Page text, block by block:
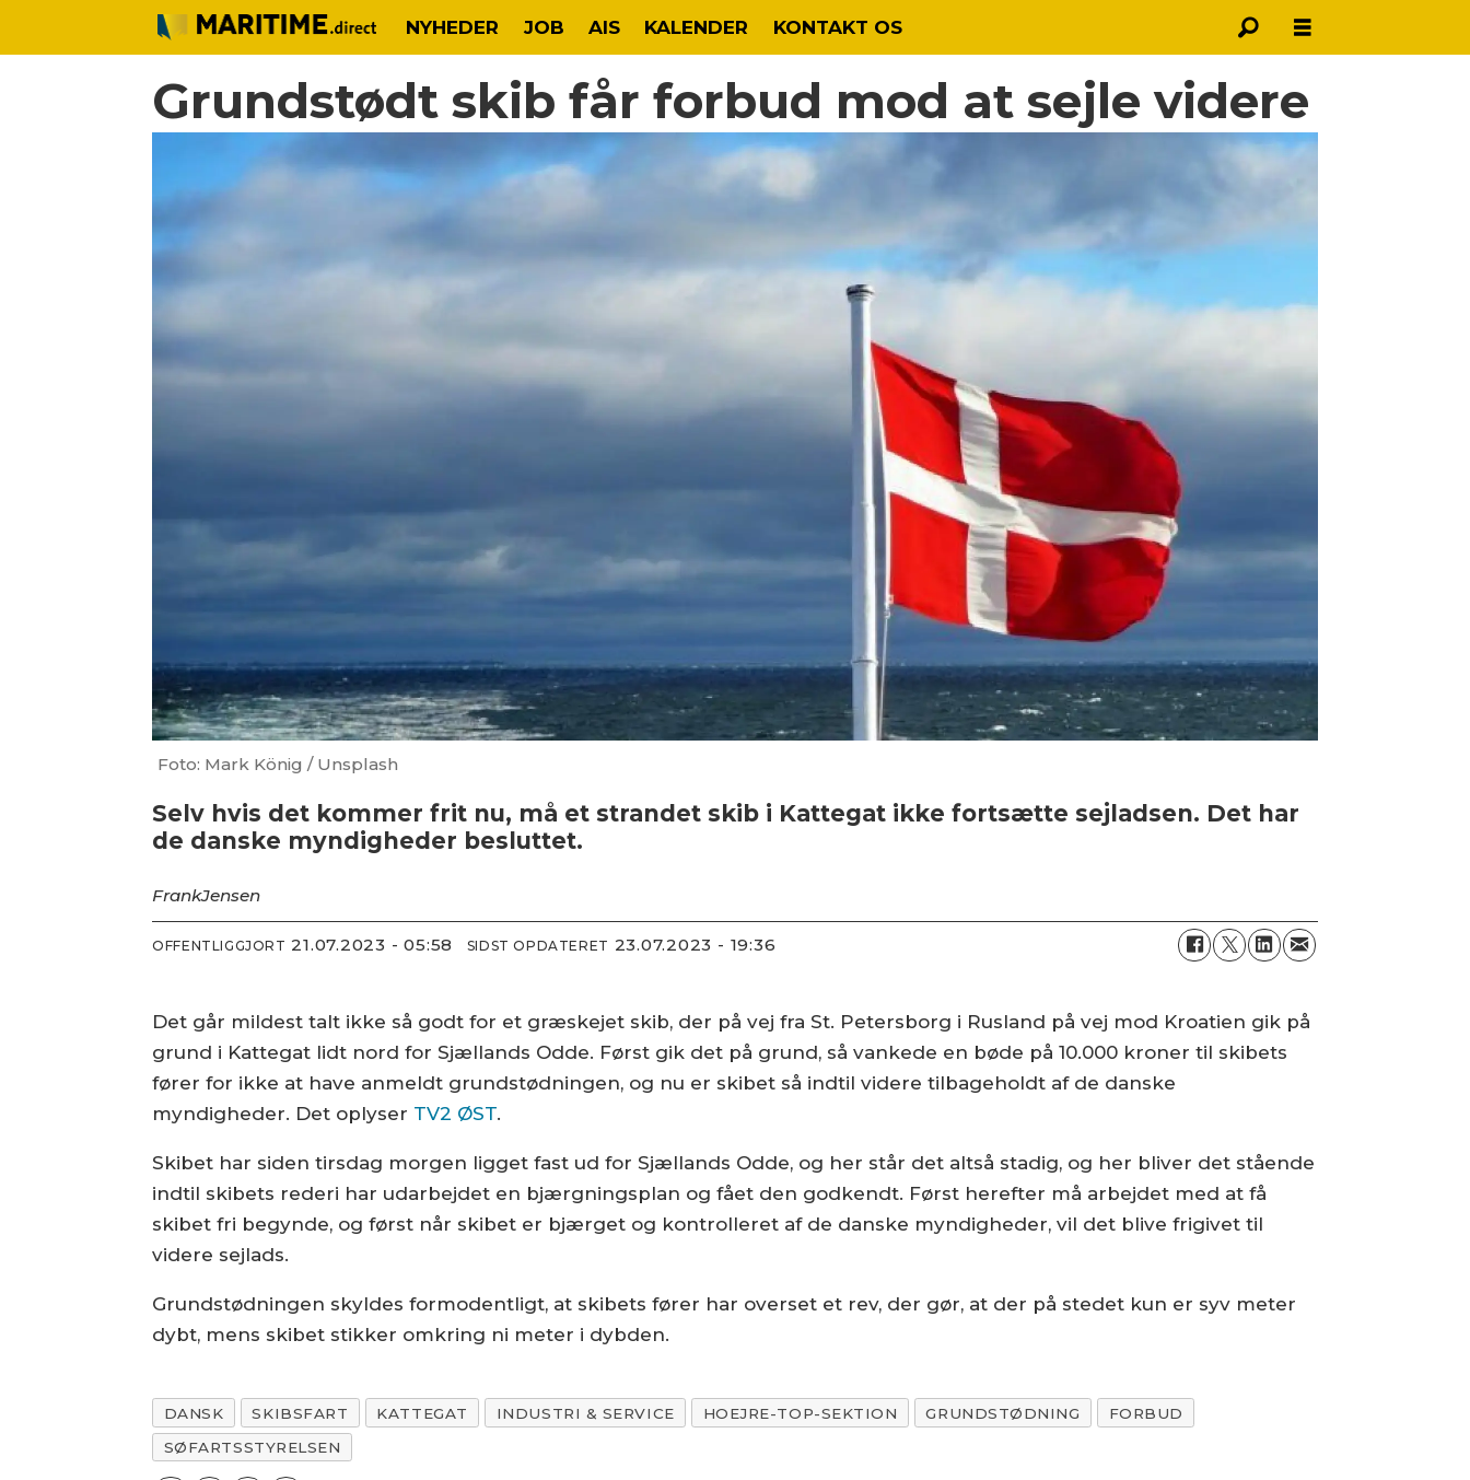
NYHEDER JOB AIS KALENDER KONTAKT OS
Grundstødt skib får forbud mod at sejle videre
Foto: Mark König / Unsplash
Selv hvis det kommer frit nu, må et strandet skib i Kattegat ikke fortsætte sejladsen. Det har
de danske myndigheder besluttet.
FrankJensen
OFFENTLIGGJORT 21.07.2023 - 05:58 SIDST OPDATERET 23.07.2023 - 19:36
Det går mildest talt ikke så godt for et græskejet skib, der på vej fra St. Petersborg i Rusland på vej mod Kroatien gik på
grund i Kattegat lidt nord for Sjællands Odde. Først gik det på grund, så vankede en bøde på 10.000 kroner til skibets
fører for ikke at have anmeldt grundstødningen, og nu er skibet så indtil videre tilbageholdt af de danske
myndigheder. Det oplyser TV2 ØST.
Skibet har siden tirsdag morgen ligget fast ud for Sjællands Odde, og her står det altså stadig, og her bliver det stående
indtil skibets rederi har udarbejdet en bjærgningsplan og fået den godkendt. Først herefter må arbejdet med at få
skibet fri begynde, og først når skibet er bjærget og kontrolleret af de danske myndigheder, vil det blive frigivet til
videre sejlads.
Grundstødningen skyldes formodentligt, at skibets fører har overset et rev, der gør, at der på stedet kun er syv meter
dybt, mens skibet stikker omkring ni meter i dybden.
DANSK SKIBSFART KATTEGAT INDUSTRI & SERVICE HOEJRE-TOP-SEKTION GRUNDSTØDNING
FORBUD
SØFARTSSTYRELSEN